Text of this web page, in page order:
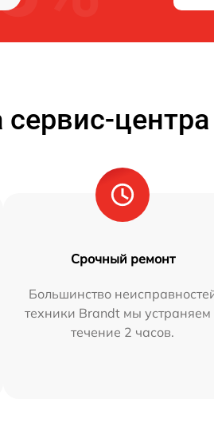
центра
Срочный ремонт
Большинство
техники Brandt мы устраняем
течение 2 часов.